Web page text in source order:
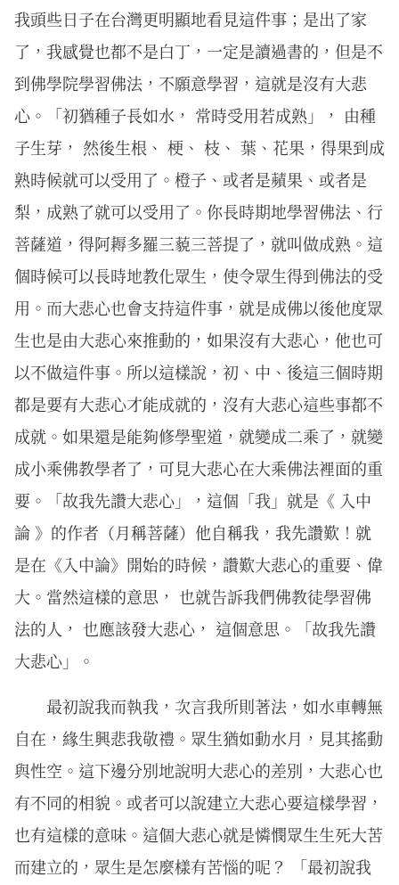
我頭些日子在台灣更明顯地看見這件事；是出了家
了，我感覺也都不是白丁，一定是讀過書的，但是不
到佛學院學習佛法，不願意學習，這就是沒有大悲
心。「初猶種子長如水， 常時受用若成熟」， 由種
子生芽， 然後生根、 梗、 枝、 葉、花果，得果到成
熟時候就可以受用了。橙子、或者是蘋果、或者是
梨，成熟了就可以受用了。你長時期地學習佛法、行
菩薩道，得阿耨多羅三藐三菩提了，就叫做成熟。這
個時候可以長時地教化眾生，使令眾生得到佛法的受
用。而大悲心也會支持這件事，就是成佛以後他度眾
生也是由大悲心來推動的，如果沒有大悲心，他也可
以不做這件事。所以這樣說，初、中、後這三個時期
都是要有大悲心才能成就的，沒有大悲心這些事都不
成就。如果還是能夠修學聖道，就變成二乘了，就變
成小乘佛教學者了，可見大悲心在大乘佛法裡面的重
要。「故我先讚大悲心」，這個「我」就是《 入中
論 》的作者（月稱菩薩）他自稱我，我先讚歎！就
是在《入中論》開始的時候，讚歎大悲心的重要、偉
大。當然這樣的意思， 也就告訴我們佛教徒學習佛
法的人， 也應該發大悲心， 這個意思。「故我先讚
大悲心」。
最初說我⽽執我，次⾔我所則著法，如⽔⾞轉無
⾃在，緣⽣興悲我敬禮。眾⽣猶如動⽔⽉，⾒其搖動
與性空。這下邊分別地說明大悲心的差別，大悲心也
有不同的相貌。或者可以說建立大悲心要這樣學習，
也有這樣的意味。這個大悲心就是憐憫眾生生死大苦
而建立的，眾生是怎麼樣有苦惱的呢？ 「最初說我